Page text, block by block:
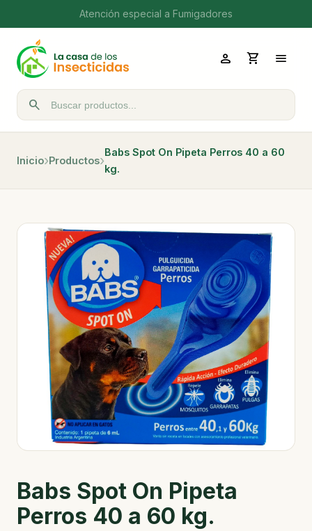
Atención especial a Fumigadores
person shopping_cart menu
Buscar productos
search
Inicio Productos
Babs Spot On Pipeta Perros 40 a 60
kg.
Babs Spot On Pipeta
Perros 40 a 60 kg.